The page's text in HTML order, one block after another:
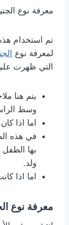
معرفة نوع
تم استخدام
لمعرفة نوع
التي ظهرت
يتم هنا
وسط
اما اذا
في هذه
بها
ولد.
اما اذا
معرفة نوع